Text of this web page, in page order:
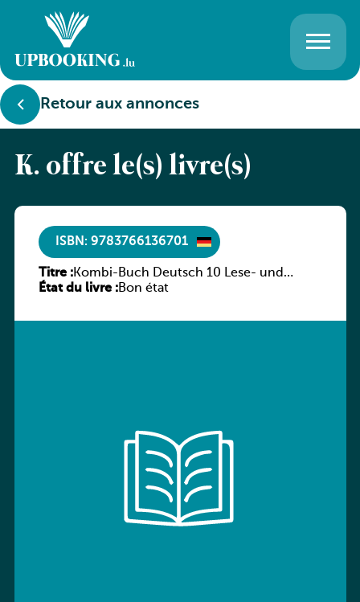
Retour aux annonces
K. offre le(s) livre(s)
ISBN: 9783766136701
Titre :Kombi-Buch Deutsch 10 Lese- und
Sprachbuch
État du livre :Bon état